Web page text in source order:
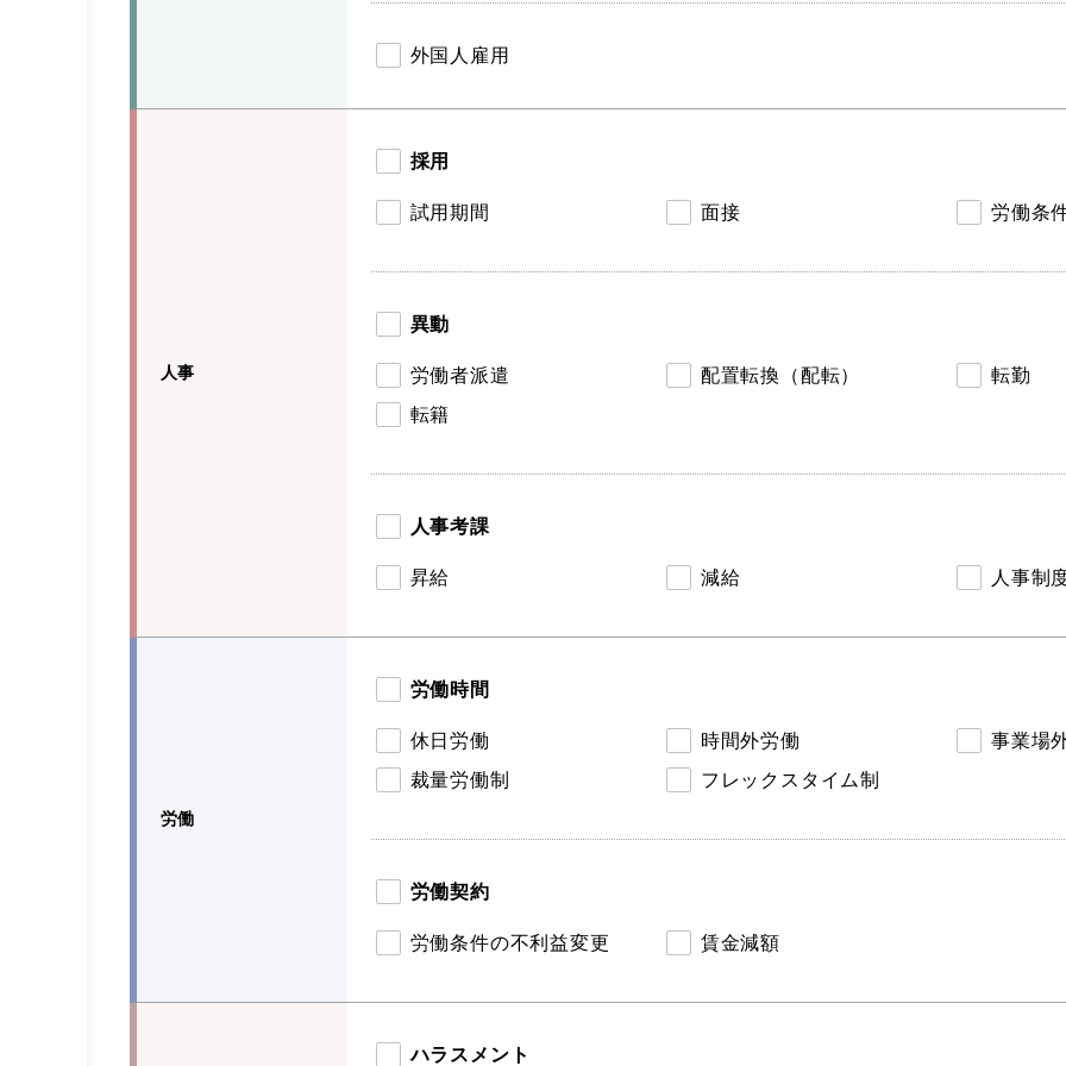
外国人雇用
人事
採用
試用期間 面接 労働条
異動
労働者派遣 配置転換（配転）
転勤
転籍
人事考課
昇給 減給 人事制
労働
労働時間
休日労働 時間外労働
事業場
裁量労働制
フレックスタイム制
労働契約
労働条件の不利益変更 賃金減額
ハラスメント